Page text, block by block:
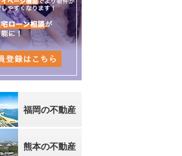
福岡の不動産
熊本の不動産